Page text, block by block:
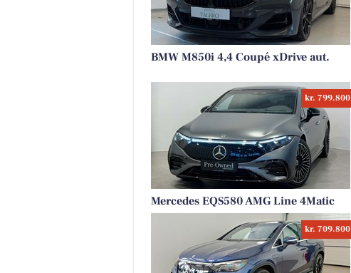
BMW M850i 4,4 Coupé xDrive aut.
kr. 799.800
Mercedes EQS580 AMG Line 4Matic
kr. 709.800